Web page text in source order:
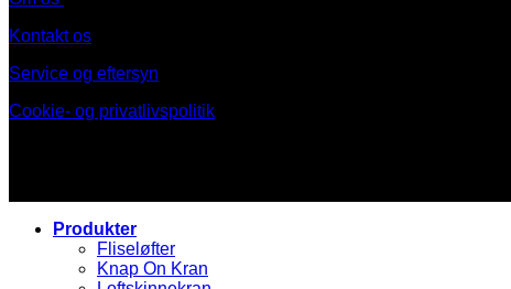
Kontakt os
Service og eftersyn
Cookie- og privatlivspolitik
Produkter
Fliseløfter
Knap On Kran